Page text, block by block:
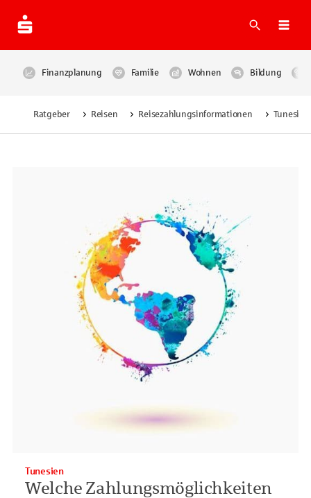
Suche
Finanzplanung Familie Wohnen Bildung
Ratgeber Reisen Reisezahlungsinformationen Tunesien
Welche Zahlungsmöglichkeiten
Tunesien